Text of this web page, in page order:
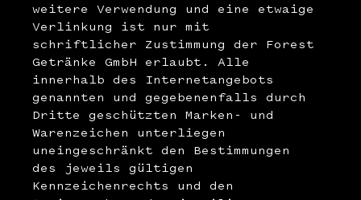
WooCommerce Warenkorb
weitere Verwendung und eine etwaige
Verlinkung ist nur mit
schriftlicher Zustimmung der Forest
Getränke GmbH erlaubt. Alle
innerhalb des Internetangebots
genannten und gegebenenfalls durch
Dritte geschützten Marken- und
Warenzeichen unterliegen
uneingeschränkt den Bestimmungen
des jeweils gültigen
Kennzeichenrechts und den